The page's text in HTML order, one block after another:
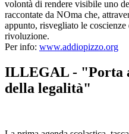
volontà di rendere visibile uno
raccontate da NOma che,
appunto, risvegliato le
rivoluzione.
Per info: www.addiopizzo.org
ILLEGAL - "Porta
della legalità"